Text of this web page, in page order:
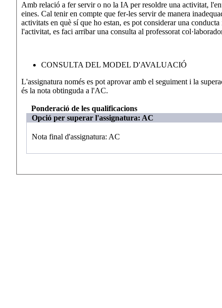
Amb relació a fer servir o no la IA per resoldre una activitat,
eines. Cal tenir en compte que fer-les servir de manera
activitats en què sí que ho estan, es pot considerar una
l'activitat, es faci arribar una consulta al professorat
CONSULTA DEL MODEL D'AVALUACIÓ
L'assignatura només es pot aprovar amb el seguiment i la
és la nota obtinguda a l'AC.
Ponderació de les qualificacions
Opció per superar l'assignatura: AC
Nota final d'assignatura: AC